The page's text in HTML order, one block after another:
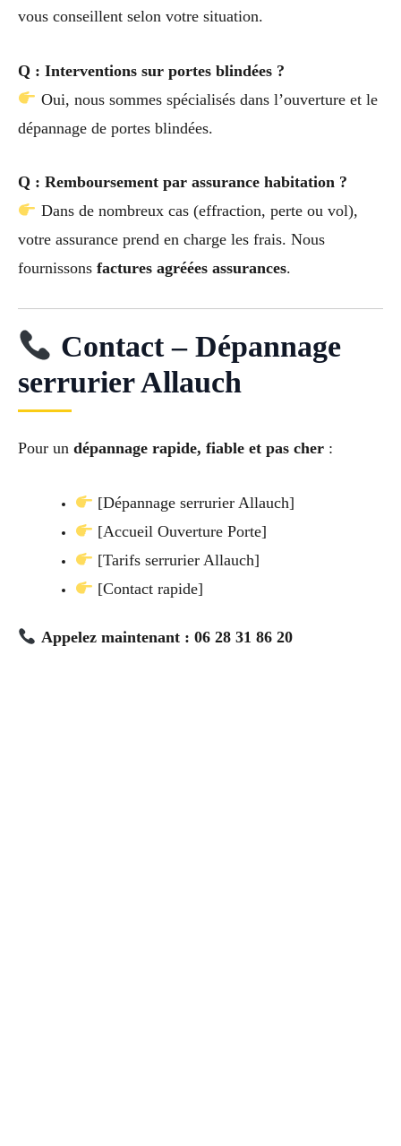
vous conseillent selon votre situation.
Q : Interventions sur portes blindées ?
Oui, nous sommes spécialisés dans l’ouverture et le
dépannage de portes blindées.
Q : Remboursement par assurance habitation ?
Dans de nombreux cas (effraction, perte ou vol),
votre assurance prend en charge les frais. Nous
fournissons factures agréées assurances.
Contact – Dépannage
serrurier Allauch
Pour un dépannage rapide, fiable et pas cher :
[Dépannage serrurier Allauch]
[Accueil Ouverture Porte]
[Tarifs serrurier Allauch]
[Contact rapide]
Appelez maintenant : 06 28 31 86 20